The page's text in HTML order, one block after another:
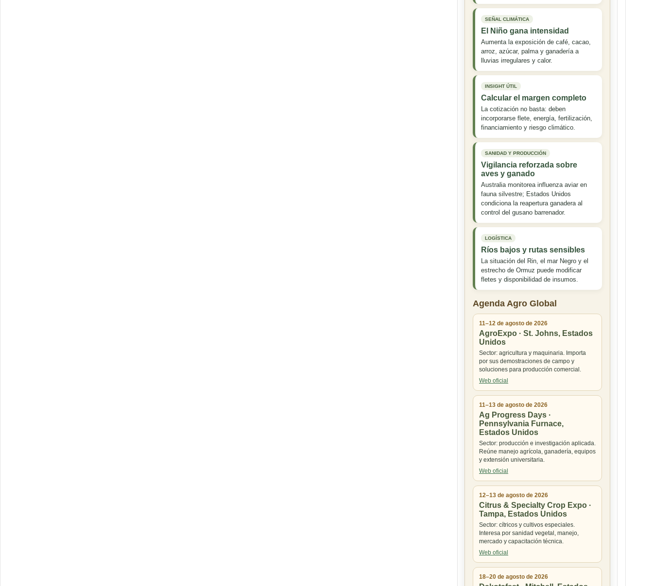
SEÑAL CLIMÁTICA
El Niño gana intensidad
Aumenta la exposición de café, cacao,
arroz, azúcar, palma y ganadería a
lluvias irregulares y calor.
INSIGHT ÚTIL
Calcular el margen completo
La cotización no basta: deben
incorporarse flete, energía, fertilización,
financiamiento y riesgo climático.
SANIDAD Y PRODUCCIÓN
Vigilancia reforzada sobre
aves y ganado
Australia monitorea influenza aviar en
fauna silvestre; Estados Unidos
condiciona la reapertura ganadera al
control del gusano barrenador.
LOGÍSTICA
Ríos bajos y rutas sensibles
La situación del Rin, el mar Negro y el
estrecho de Ormuz puede modificar
fletes y disponibilidad de insumos.
Agenda Agro Global
11–12 de agosto de 2026
AgroExpo · St. Johns, Estados
Unidos
Sector: agricultura y maquinaria. Importa
por sus demostraciones de campo y
soluciones para producción comercial.
Web oficial
11–13 de agosto de 2026
Ag Progress Days ·
Pennsylvania Furnace,
Estados Unidos
Sector: producción e investigación aplicada.
Reúne manejo agrícola, ganadería, equipos
y extensión universitaria.
Web oficial
12–13 de agosto de 2026
Citrus & Specialty Crop Expo ·
Tampa, Estados Unidos
Sector: cítricos y cultivos especiales.
Interesa por sanidad vegetal, manejo,
mercado y capacitación técnica.
Web oficial
18–20 de agosto de 2026